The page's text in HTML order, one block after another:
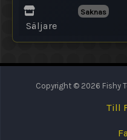
Säljare
Saknas
Copyright © 2026 Fishy
Till